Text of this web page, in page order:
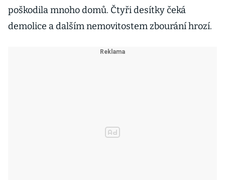
poškodila mnoho domů. Čtyři desítky čeká
demolice a dalším nemovitostem zbourání hrozí.